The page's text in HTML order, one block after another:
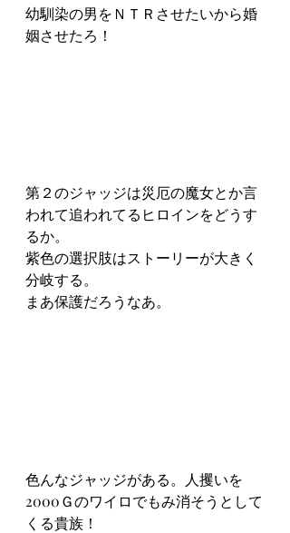
幼馴染の男をＮＴＲさせたいから婚
姻させたろ！
第２のジャッジは災厄の魔女とか言
われて追われてるヒロインをどうす
るか。
紫色の選択肢はストーリーが大きく
分岐する。
まあ保護だろうなあ。
色んなジャッジがある。人攫いを
2000Ｇのワイロでもみ消そうとして
くる貴族！